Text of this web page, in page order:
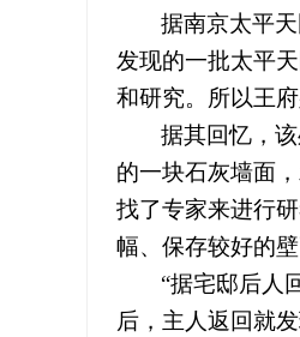
据南京太平
发现的一批太平
和研究。所以王
据其回忆，
的一块石灰墙面
找了专家来进行
幅、保存较好的壁
“据宅邸后人
后，主人返回就